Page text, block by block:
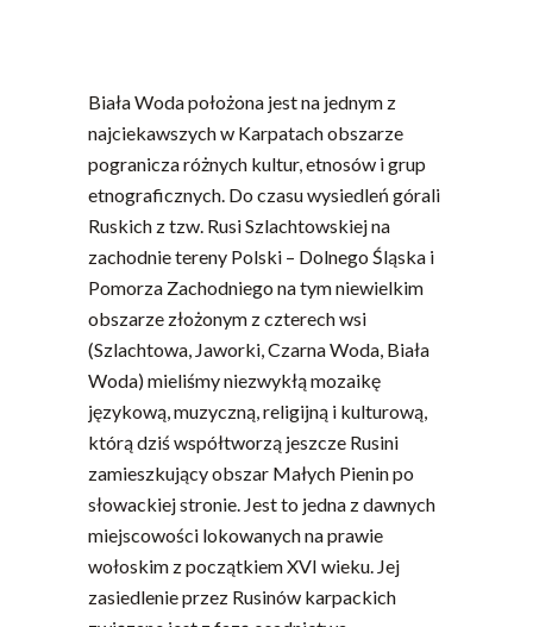
Biała Woda położona jest na jednym z
najciekawszych w Karpatach obszarze
pogranicza różnych kultur, etnosów i grup
etnograficznych. Do czasu wysiedleń górali
Ruskich z tzw. Rusi Szlachtowskiej na
zachodnie tereny Polski – Dolnego Śląska i
Pomorza Zachodniego na tym niewielkim
obszarze złożonym z czterech wsi
(Szlachtowa, Jaworki, Czarna Woda, Biała
Woda) mieliśmy niezwykłą mozaikę
językową, muzyczną, religijną i kulturową,
którą dziś współtworzą jeszcze Rusini
zamieszkujący obszar Małych Pienin po
słowackiej stronie. Jest to jedna z dawnych
miejscowości lokowanych na prawie
wołoskim z początkiem XVI wieku. Jej
zasiedlenie przez Rusinów karpackich